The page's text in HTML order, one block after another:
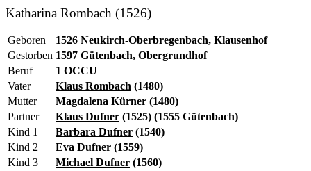
Katharina Rombach (1526)
Geboren
1526 Neukirch-Oberbregenbach, Klausenhof
Gestorben 1597 Gütenbach, Obergrundhof
Beruf
1 OCCU
Vater
Klaus Rombach (1480)
Mutter
Magdalena Kürner (1480)
Partner
Klaus Dufner (1525) (1555 Gütenbach)
Kind 1
Barbara Dufner (1540)
Kind 2
Eva Dufner (1559)
Kind 3
Michael Dufner (1560)